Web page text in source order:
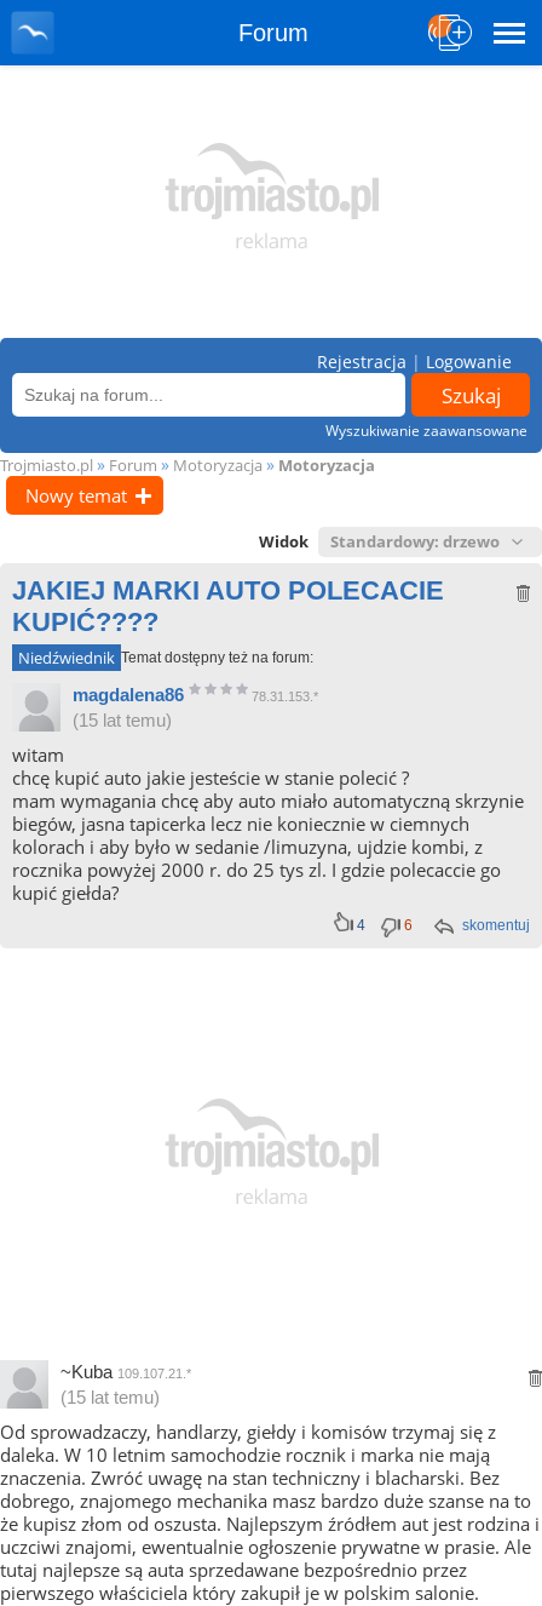
Forum
Wyszukiwanie zaawansowane
Rejestracja | Logowanie
Trojmiasto.pl » Forum » Motoryzacja » Motoryzacja
Nowy temat
Widok
JAKIEJ MARKI AUTO POLECACIE
KUPIĆ????
Niedźwiednik Temat dostępny też na forum:
magdalena86 78.31.153.*
(15 lat temu)
witam
chcę kupić auto jakie jesteście w stanie polecić ?
mam wymagania chcę aby auto miało automatyczną skrzynie
biegów, jasna tapicerka lecz nie koniecznie w ciemnych
kolorach i aby było w sedanie /limuzyna, ujdzie kombi, z
rocznika powyżej 2000 r. do 25 tys zl. I gdzie polecaccie go
kupić giełda?
skomentuj
4 6
~Kuba 109.107.21.*
(15 lat temu)
Od sprowadzaczy, handlarzy, giełdy i komisów trzymaj się z
daleka. W 10 letnim samochodzie rocznik i marka nie mają
znaczenia. Zwróć uwagę na stan techniczny i blacharski. Bez
dobrego, znajomego mechanika masz bardzo duże szanse na to
że kupisz złom od oszusta. Najlepszym źródłem aut jest rodzina i
uczciwi znajomi, ewentualnie ogłoszenie prywatne w prasie. Ale
tutaj najlepsze są auta sprzedawane bezpośrednio przez
pierwszego właściciela który zakupił je w polskim salonie.